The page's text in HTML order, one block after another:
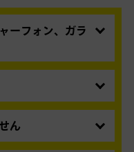
ーフォン、ガラ
ん。
発行いただけま
ん
ペース等が誤って